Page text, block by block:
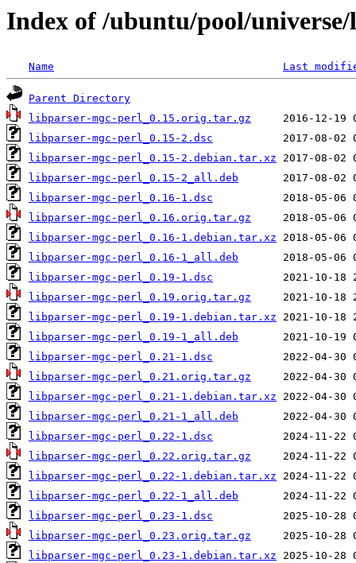
Index of /ubuntu/pool/
Name Last
Parent Directory
libparser-mgc-perl_0.15.orig.tar.gz
libparser-mgc-perl_0.15-2.dsc
libparser-mgc-perl_0.15-2.debian.tar.xz
libparser-mgc-perl_0.15-2_all.deb
libparser-mgc-perl_0.16-1.dsc
libparser-mgc-perl_0.16.orig.tar.gz
libparser-mgc-perl_0.16-1.debian.tar.xz
libparser-mgc-perl_0.16-1_all.deb
libparser-mgc-perl_0.19-1.dsc
libparser-mgc-perl_0.19.orig.tar.gz
libparser-mgc-perl_0.19-1.debian.tar.xz
libparser-mgc-perl_0.19-1_all.deb
libparser-mgc-perl_0.21-1.dsc
libparser-mgc-perl_0.21.orig.tar.gz
libparser-mgc-perl_0.21-1.debian.tar.xz
libparser-mgc-perl_0.21-1_all.deb
libparser-mgc-perl_0.22-1.dsc
libparser-mgc-perl_0.22.orig.tar.gz
libparser-mgc-perl_0.22-1.debian.tar.xz
libparser-mgc-perl_0.22-1_all.deb
libparser-mgc-perl_0.23-1.dsc
libparser-mgc-perl_0.23.orig.tar.gz
libparser-mgc-perl_0.23-1.debian.tar.xz